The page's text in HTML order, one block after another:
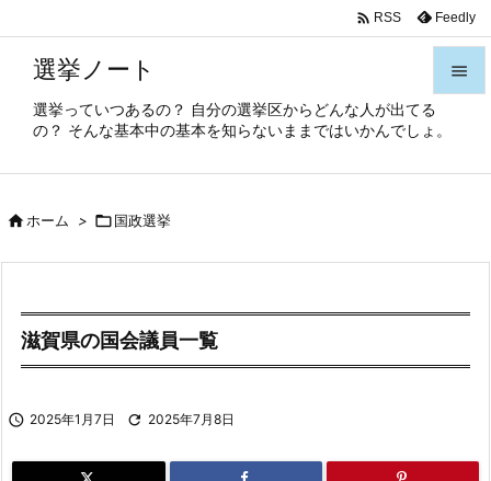
選挙ノート
選挙っていつあるの？ 自分の選挙区からどんな人が出てる
の？ そんな基本中の基本を知らないままではいかんでしょ。


検索
 RSS Feedly
ホーム > 国政選挙
滋賀県の国会議員一覧
 2025年1月7日  2025年7月8日